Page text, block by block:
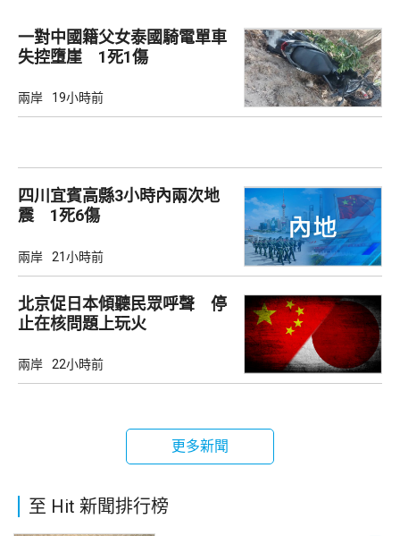
一對中國籍父女泰國騎電單車
失控墮崖 1死1傷
兩岸 19小時前
四川宜賓高縣3小時內兩次地
震 1死6傷
兩岸 21小時前
北京促日本傾聽民眾呼聲 停
止在核問題上玩火
兩岸 22小時前
更多新聞
至 Hit 新聞排行榜